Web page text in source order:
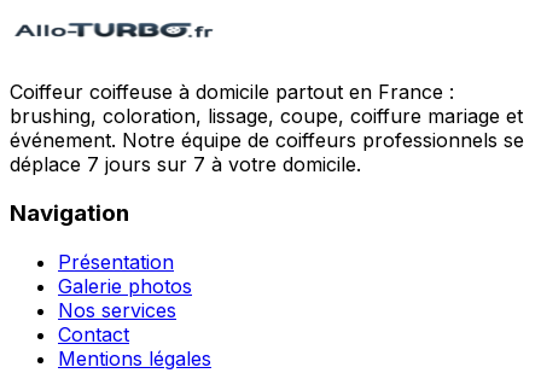
Coiffeur coiffeuse à domicile partout en France :
brushing, coloration, lissage, coupe, coiffure mariage et
événement. Notre équipe de coiffeurs professionnels se
déplace 7 jours sur 7 à votre domicile.
Navigation
Présentation
Galerie photos
Nos services
Contact
Mentions légales